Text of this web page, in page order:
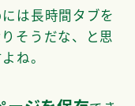
は長時間タブを
そうだな、と思
ね。